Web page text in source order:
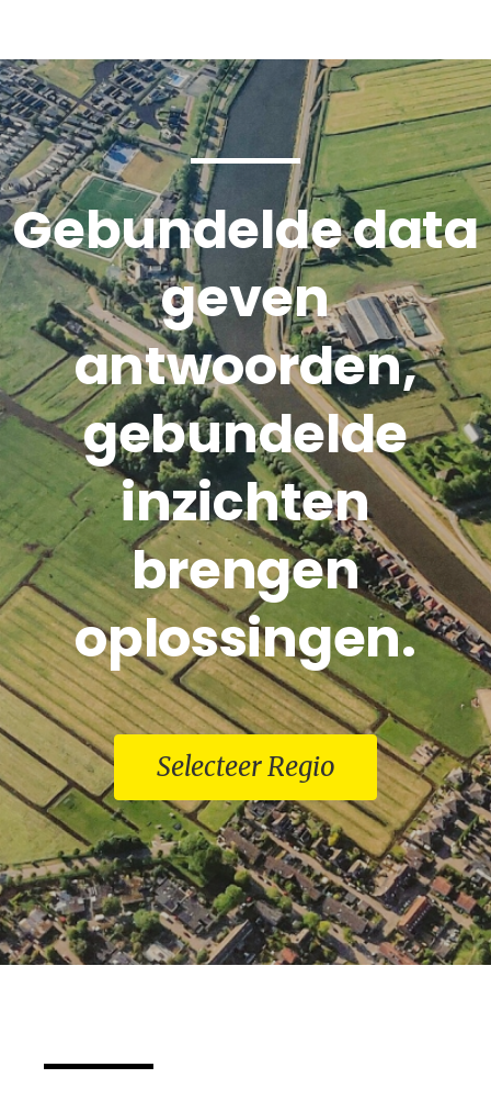
Gebundelde data
geven
antwoorden,
gebundelde
inzichten
brengen
oplossingen.
Selecteer Regio